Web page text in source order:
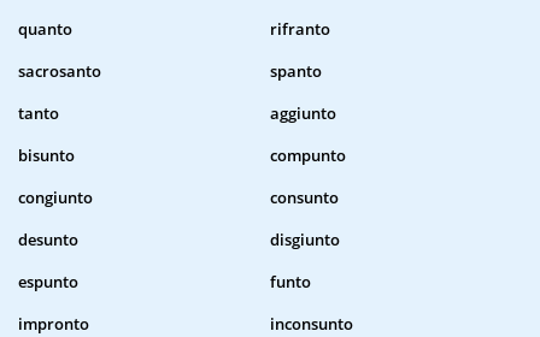
quanto
rifranto
sacrosanto
spanto
tanto
aggiunto
bisunto
compunto
congiunto
consunto
desunto
disgiunto
espunto
funto
impronto
inconsunto